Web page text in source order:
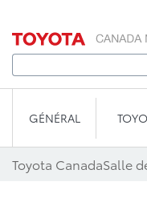
GÉNÉRAL
Toyota CanadaSalle